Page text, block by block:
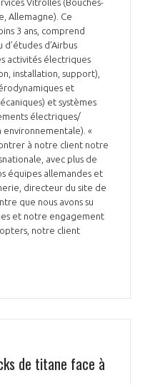
Vitrolles (Bouches-
Allemagne). Ce
3 ans, comprend
d’Airbus
activités électriques
installation, support),
et
et systèmes
électriques/
«
à notre client notre
avec plus de
équipes allemandes et
directeur du site de
que nous avons su
et notre engagement
notre client
de titane face à